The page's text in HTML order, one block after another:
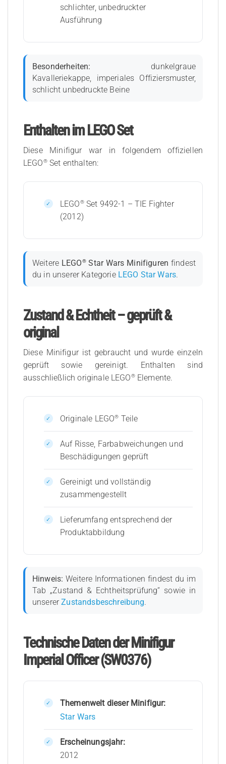
schlichter, unbedruckter
Ausführung
Besonderheiten: dunkelgraue
Kavalleriekappe, imperiales Offiziersmuster,
schlicht unbedruckte Beine
Enthalten im LEGO Set
Diese Minifigur war in folgendem offiziellen
LEGO®Set enthalten:
LEGO®Set 9492-1 – TIE Fighter
(2012)
Weitere LEGO®Star Wars Minifiguren findest
du in unserer Kategorie LEGO Star Wars.
Zustand & Echtheit – geprüft &
original
Diese Minifigur ist gebraucht und wurde einzeln
geprüft sowie gereinigt. Enthalten sind
ausschließlich originale LEGO®Elemente.
Originale LEGO® Teile
Auf Risse, Farbabweichungen und
Beschädigungen geprüft
Gereinigt und vollständig
zusammengestellt
Lieferumfang entsprechend der
Produktabbildung
Hinweis: Weitere Informationen findest du im
Tab „Zustand & Echtheitsprüfung“ sowie in
unsererZustandsbeschreibung.
Technische Daten der Minifigur
Imperial Officer (SW0376)
Themenwelt dieser Minifigur:
Star Wars
Erscheinungsjahr:
2012